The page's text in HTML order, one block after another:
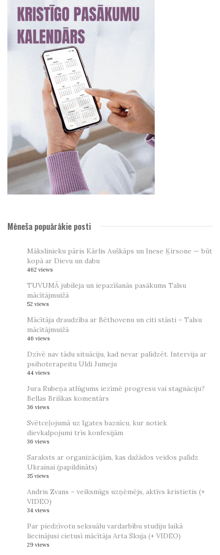
Mēneša popuārākie posti
Mākslinieku pāris Kārlis Auškāps un Inese Ķirsone — būt
kopā ar Dievu un dabu
462 views
TUVUMĀ jubileja un iepazīšanās pasākums Talsu
mācītājmuižā
52 views
Mācītāja draudzība ar Bēthovenu un citi stāsti – Talsu
mācītājmuižā
46 views
Dzīvē nav tādu situāciju, kad nevar palīdzēt. Intervija ar
psihoterapeitu Uldi Jumeju
44 views
Jura Rubeņa atlūgums iezīmē progresu vai stagnāciju?
Bellas Briškas komentārs
36 views
Svētceļojumā uz Igates baznīcu, kur notiek
dievkalpojumi trīs konfesijām
36 views
Saraksts ar organizācijām, kas dažādos veidos palīdz
Ukrainai (papildināts)
35 views
Andris Zvans – veiksmīgs uzņēmējs, aktīvs kristietis (+
VIDEO)
34 views
Par piedzīvotu seksuālu vardarbību studiju laikā
liecinājusi cietusī mācītāja Arta Skuja (+ VIDEO)
29 views